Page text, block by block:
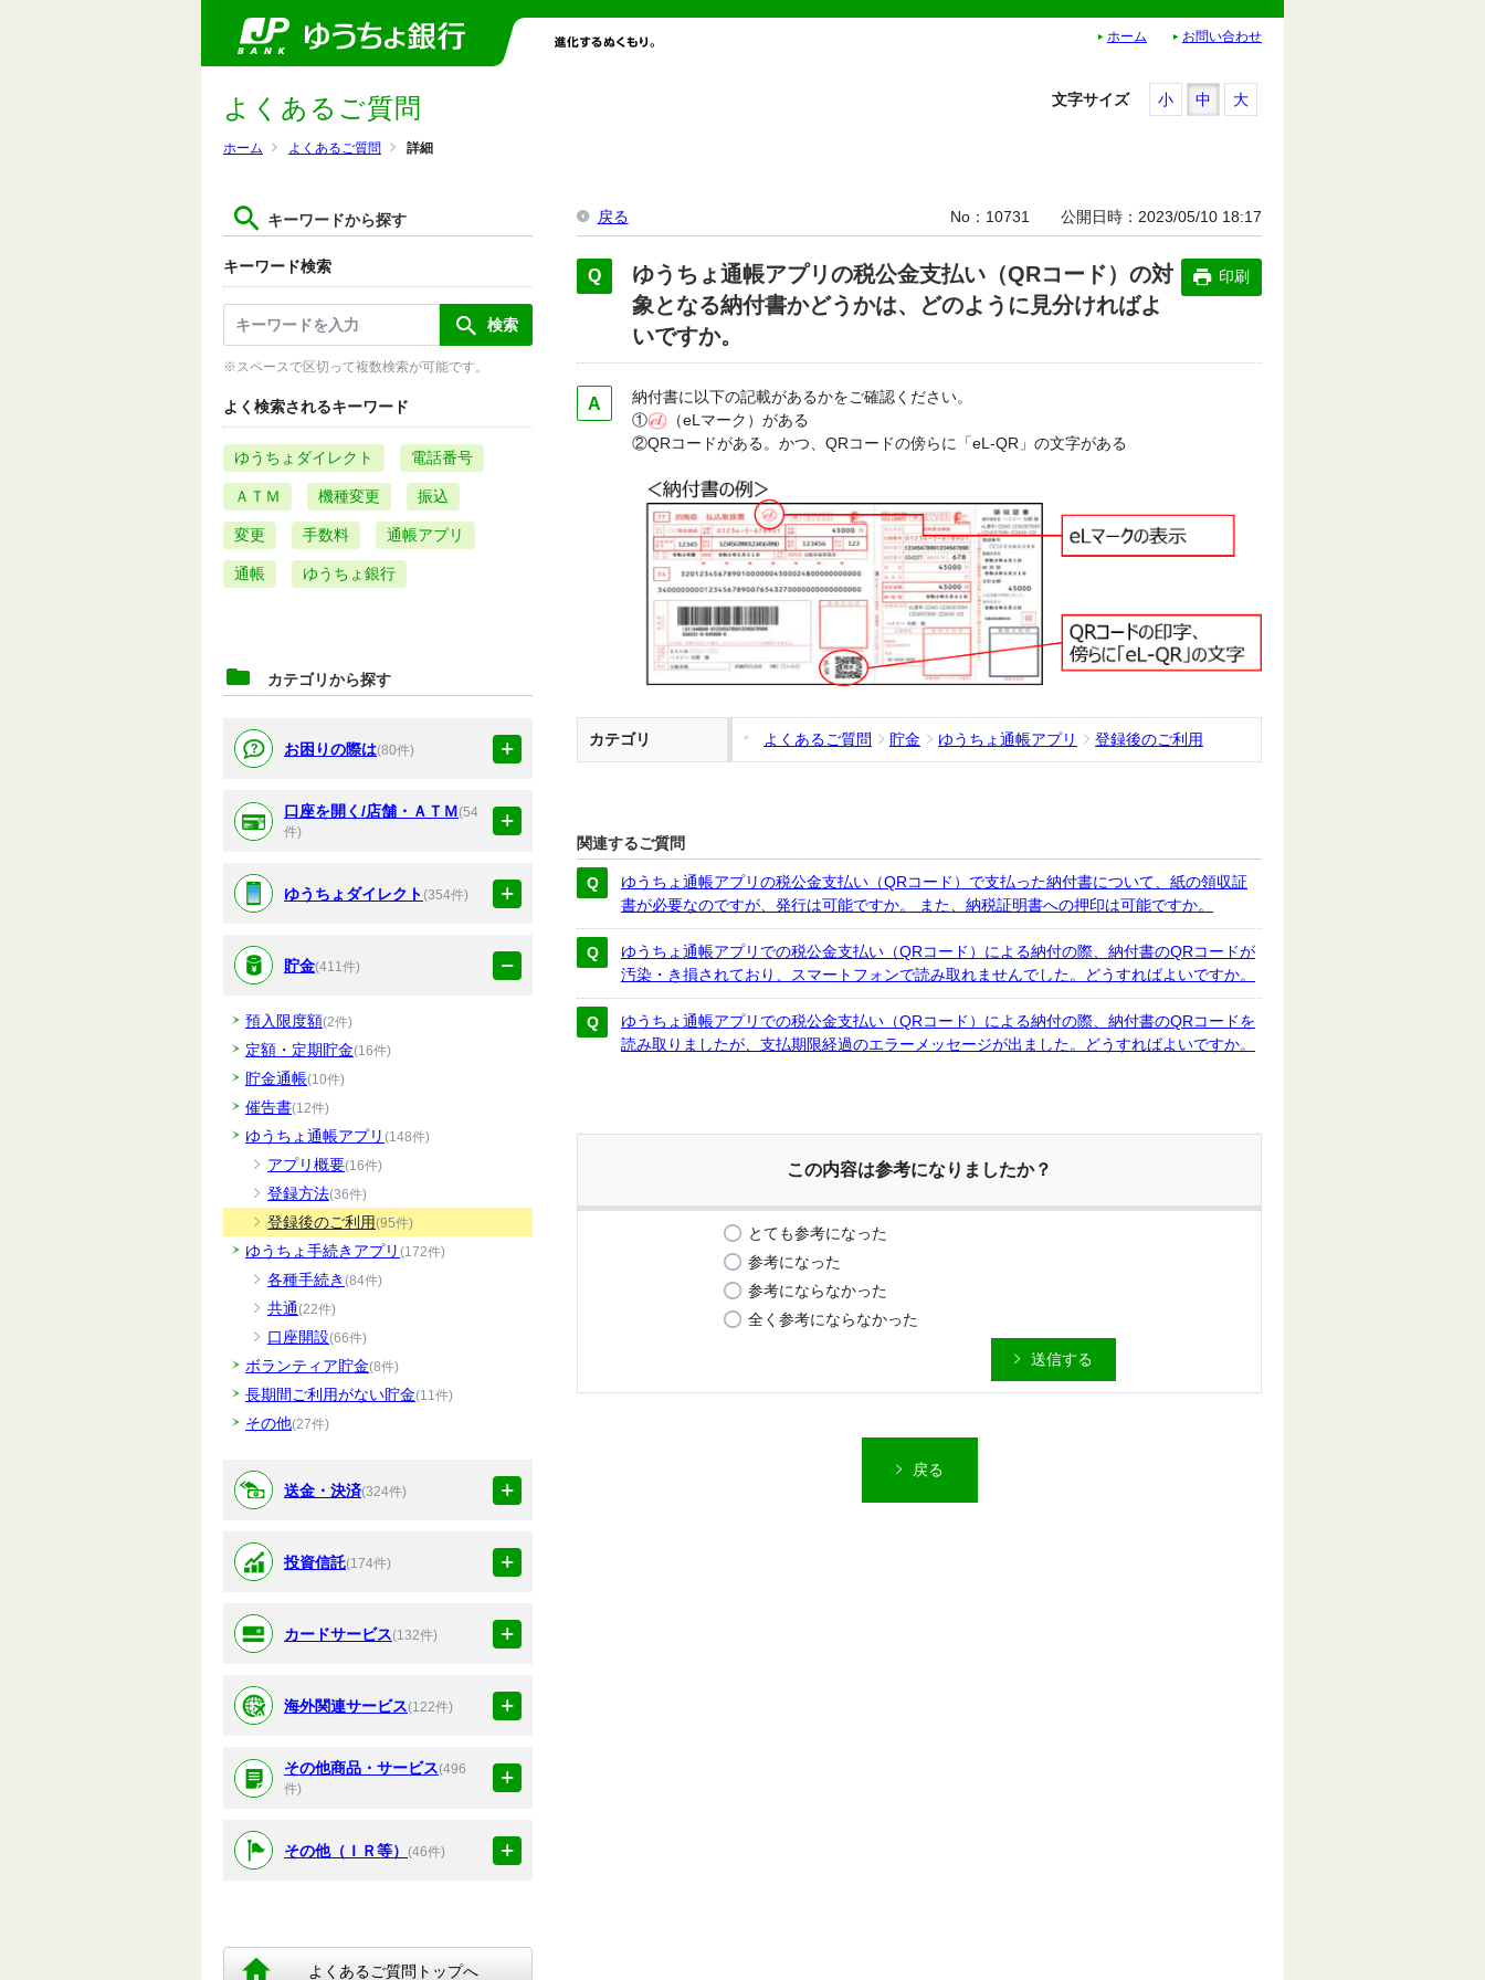
ホーム お問い合わせ
ホーム よくあるご質問 詳細
よくあるご質問
キーワードから探す
キーワード検索
※スペースで区切って複数検索が可能です。
よく検索されるキーワード
ゆうちょダイレクト 電話番号
ＡＴＭ 機種変更 振込
変更 手数料 通帳アプリ
通帳 ゆうちょ銀行
カテゴリから探す
お困りの際は(80件)
口座を開く/店舗・ＡＴＭ(54
件)
ゆうちょダイレクト(354件)
貯金(411件)
預入限度額(2件)
定額・定期貯金(16件)
貯金通帳(10件)
催告書(12件)
ゆうちょ通帳アプリ (148件)
アプリ概要(16件)
登録方法(36件)
登録後のご利用(95件)
ゆうちょ手続きアプリ (172件)
各種手続き (84件)
共通(22件)
口座開設(66件)
ボランティア貯金(8件)
長期間ご利用がない貯金(11件)
その他(27件)
送金・決済(324件)
投資信託(174件)
カードサービス(132件)
海外関連サービス(122件)
その他商品・サービス(496
件)
その他（ＩＲ等） (46件)
よくあるご質問トップへ
文字サイズ 小 中 大
戻る No 10731 公開日時 2023/05/10 18:17
ゆうちょ通帳アプリの税公金支払い（QRコード）の対
象となる納付書かどうかは、どのように見分ければよ
いですか。
印刷
納付書に以下の記載があるかをご確認ください。
①
（eLマーク）がある
②QRコードがある。かつ、QRコードの傍らに「eL-QR」の文字がある
カテゴリ よくあるご質問 貯金 ゆうちょ通帳アプリ 登録後のご利用
関連するご質問
ゆうちょ通帳アプリの税公金支払い（QRコード）で支払った納付書について、紙の領収証
書が必要なのですが、発行は可能ですか。 また、納税証明書への押印は可能ですか。
ゆうちょ通帳アプリでの税公金支払い（QRコード）による納付の際、納付書のQRコードが
汚染・き損されており、スマートフォンで読み取れませんでした。どうすればよいですか。
ゆうちょ通帳アプリでの税公金支払い（QRコード）による納付の際、納付書のQRコードを
読み取りましたが、支払期限経過のエラーメッセージが出ました。どうすればよいですか。
この内容は参考になりましたか？
とても参考になった
参考になった
参考にならなかった
全く参考にならなかった
送信する
戻る